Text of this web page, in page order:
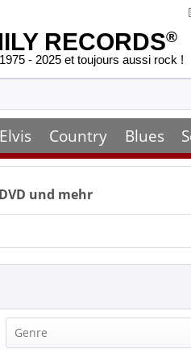
RECORDS®
- 2025 et toujours aussi rock !
Elvis Country Blues
und mehr
Genre